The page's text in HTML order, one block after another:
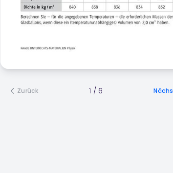
Zurück 1 / 6